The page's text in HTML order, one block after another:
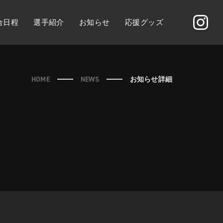
日程 選手紹介 お知らせ 応援グッズ
HOME NEWS お知らせ詳細